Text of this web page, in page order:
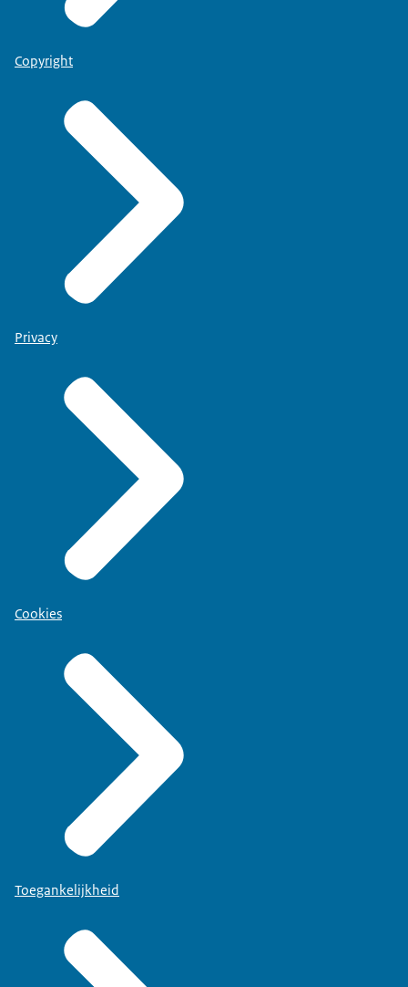
Copyright
Privacy
Cookies
Toegankelijkheid